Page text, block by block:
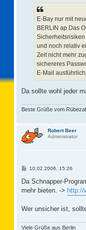
E-Bay nur mit
BERLIN ap Das
und noch relativ
Zeit nicht mehr
sichereres
E-Mail
Da sollte wohl jeder
Beste Grüße vom
Robert Beer
Administrator
B
i
r
10.02.2006, 15:26
Da Schnapper-
mehr bieten. -> http://
Wer unsicher ist,
Viele Grüße aus Berlin